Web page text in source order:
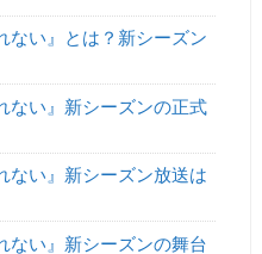
ない』とは？新シーズン
ない』新シーズンの正式
ない』新シーズン放送は
ない』新シーズンの舞台